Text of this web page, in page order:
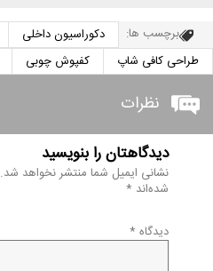
برچسب ها: دکوراسیون داخلی
طراحی کافی شاپ
کفپوش چوبی
نظرات
دیدگاهتان را بنویسید
نشانی ایمیل شما منتشر نخواهد شد.
شده‌اند *
دیدگاه *